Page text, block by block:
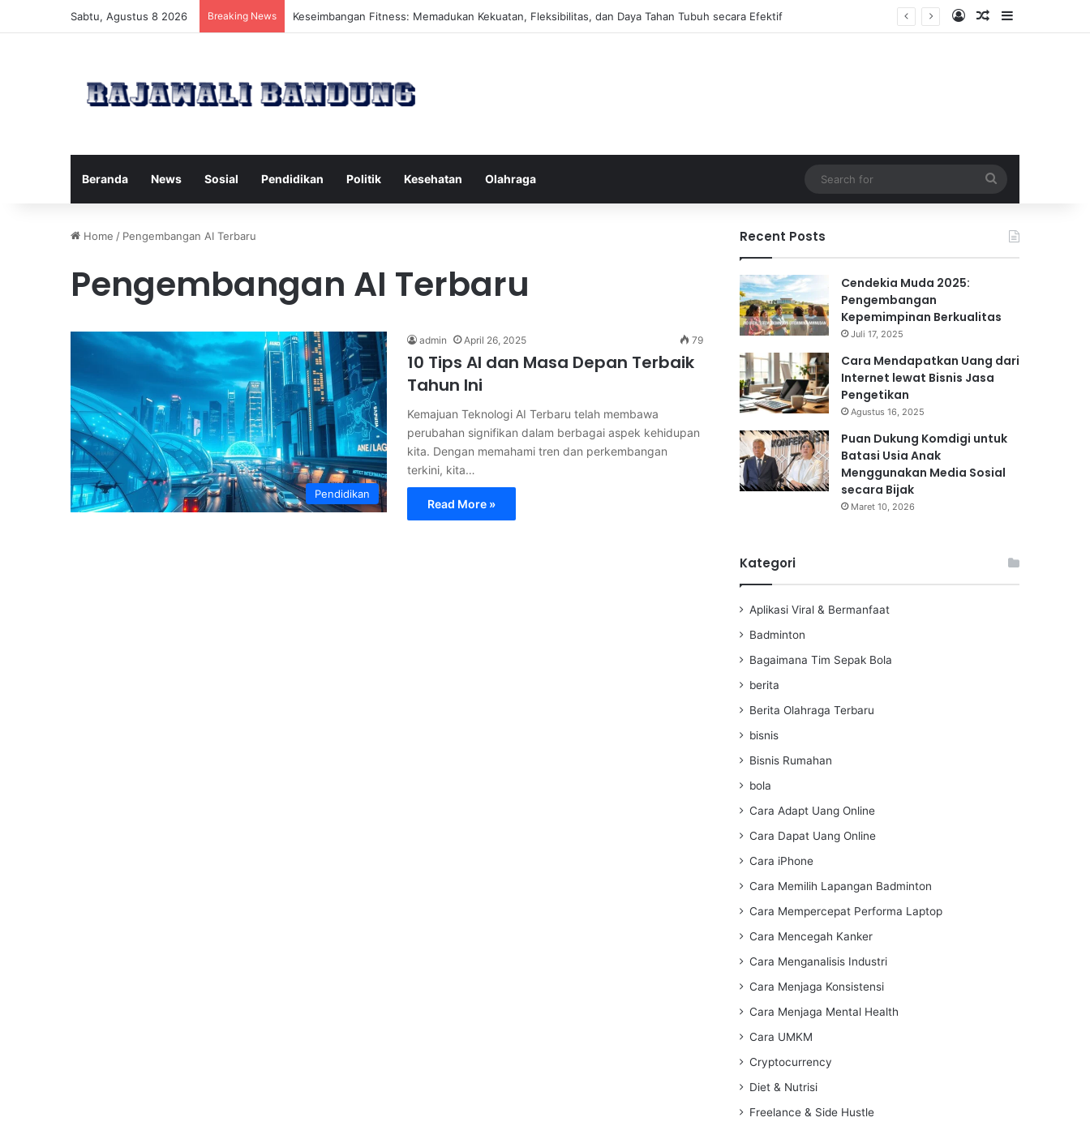
Sabtu, Agustus 8 2026 Breaking News Manfaat Pilates Reformer untuk Meningkatkan Kekuatan Otot Inti Secara Efektif Log InRandom Article
Sidebar
Beranda News Sosial Pendidikan Politik Kesehatan Olahraga
for
Home / Pengembangan AI Terbaru
Pengembangan AI Terbaru
Pendidikan
admin April 26, 2025 79
10 Tips AI dan Masa Depan Terbaik
Tahun Ini
Kemajuan Teknologi AI Terbaru telah membawa
perubahan signifikan dalam berbagai aspek kehidupan
kita. Dengan memahami tren dan perkembangan
terkini, kita…
Read More »
Recent Posts
Cendekia Muda 2025:
Pengembangan
Kepemimpinan Berkualitas
Juli 17, 2025
Cara Mendapatkan Uang dari
Internet lewat Bisnis Jasa
Pengetikan
Agustus 16, 2025
Puan Dukung Komdigi untuk
Batasi Usia Anak
Menggunakan Media Sosial
secara Bijak
Maret 10, 2026
Kategori
Aplikasi Viral & Bermanfaat
Badminton
Bagaimana Tim Sepak Bola
berita
Berita Olahraga Terbaru
bisnis
Bisnis Rumahan
bola
Cara Adapt Uang Online
Cara Dapat Uang Online
Cara iPhone
Cara Memilih Lapangan Badminton
Cara Mempercepat Performa Laptop
Cara Mencegah Kanker
Cara Menganalisis Industri
Cara Menjaga Konsistensi
Cara Menjaga Mental Health
Cara UMKM
Cryptocurrency
Diet & Nutrisi
Freelance & Side Hustle